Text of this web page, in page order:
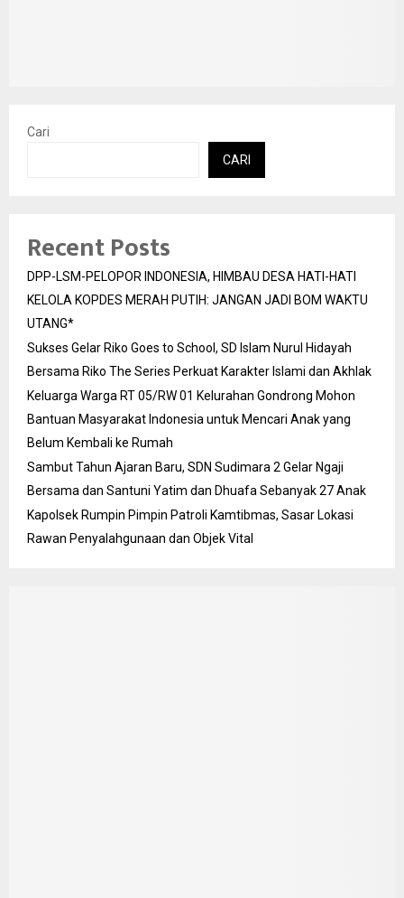
Cari
CARI
Recent Posts
DPP-LSM-PELOPOR INDONESIA, HIMBAU DESA HATI-HATI
KELOLA KOPDES MERAH PUTIH: JANGAN JADI BOM WAKTU
UTANG*
Sukses Gelar Riko Goes to School, SD Islam Nurul Hidayah
Bersama Riko The Series Perkuat Karakter Islami dan Akhlak
Keluarga Warga RT 05/RW 01 Kelurahan Gondrong Mohon
Bantuan Masyarakat Indonesia untuk Mencari Anak yang
Belum Kembali ke Rumah
Sambut Tahun Ajaran Baru, SDN Sudimara 2 Gelar Ngaji
Bersama dan Santuni Yatim dan Dhuafa Sebanyak 27 Anak
Kapolsek Rumpin Pimpin Patroli Kamtibmas, Sasar Lokasi
Rawan Penyalahgunaan dan Objek Vital